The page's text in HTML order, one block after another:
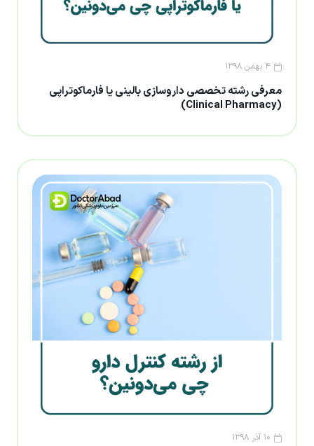
۴ بهمن ۱۳۹۸
معرفی رشته تخصصی داروسازی بالینی یا فارماکوتراپی
(Clinical Pharmacy)
۱۰ آذر ۱۳۹۸